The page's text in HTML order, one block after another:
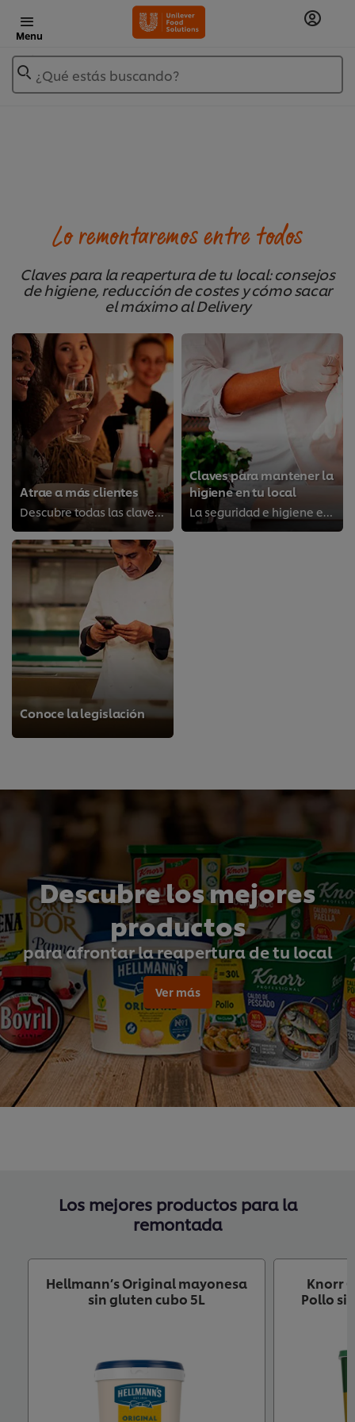
Menu
¿Qué estás buscando?
Lo remontaremos entre todos
Claves para la reapertura de tu local: consejos
de higiene, reducción de costes y cómo sacar
el máximo al Delivery
Atrae a más clientes
Descubre todas las claves y herramientas para atraer a más clientes.
Claves para mantener la
higiene en tu local
La seguridad e higiene en tu local
Conoce la legislación
Descubre los mejores
productos
para afrontar la reapertura de tu local
Ver más
Los mejores productos para la
remontada
Hellmann’s Original mayonesa
sin gluten cubo 5L
Knorr
Pollo